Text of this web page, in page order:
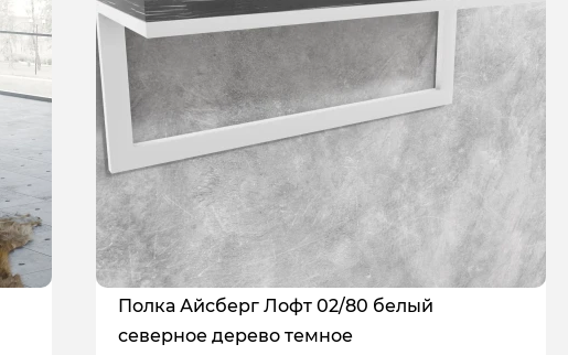
Полка Айсберг Лофт 02/80 белый
северное дерево темное